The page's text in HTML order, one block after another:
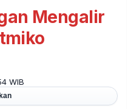
Mengalir
WIB